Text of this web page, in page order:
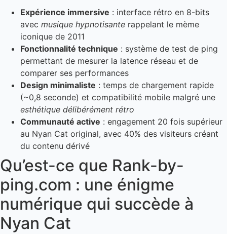
Expérience immersive : interface rétro en 8-bits
avec musique hypnotisante rappelant le mème
iconique de 2011
Fonctionnalité technique : système de test de ping
permettant de mesurer la latence réseau et de
comparer ses performances
Design minimaliste : temps de chargement rapide
(~0,8 seconde) et compatibilité mobile malgré une
esthétique délibérément rétro
Communauté active : engagement 20 fois supérieur
au Nyan Cat original, avec 40% des visiteurs créant
du contenu dérivé
Qu’est-ce que Rank-by-
ping.com : une énigme
numérique qui succède à
Nyan Cat